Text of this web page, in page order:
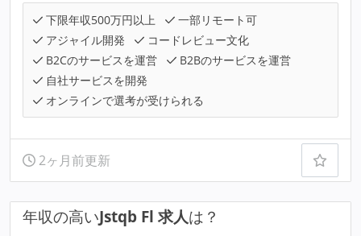
下限年収500万円以上
一部リモート可
アジャイル開発
コードレビュー文化
B2Cのサービスを運営
B2Bのサービスを運営
自社サービスを開発
オンラインで選考が受けられる
2ヶ月前更新
年収の高いJstqb Fl 求人は？